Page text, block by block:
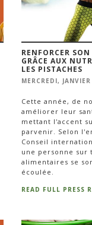
RENFORCER
GRÂCE AUX
LES PISTACHES
MERCREDI,
Cette année, de
améliorer leur
mettant l'accent
parvenir. Selon
Conseil
une personne sur
alimentaires se
écoulée.
READ FULL PRESS